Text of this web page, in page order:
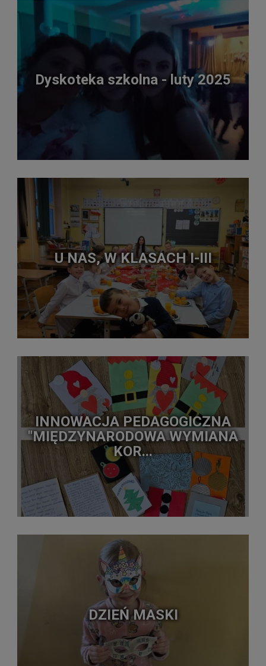
Dyskoteka szkolna - luty 2025
U NAS, W KLASACH I-III
INNOWACJA PEDAGOGICZNA
"MIĘDZYNARODOWA WYMIANA
KOR...
DZIEŃ MASKI